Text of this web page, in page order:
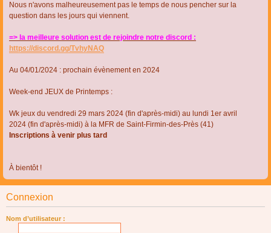
Nous n'avons malheureusement pas le temps de nous pencher sur la
question dans les jours qui viennent.
=> la meilleure solution est de rejoindre notre discord :
https://discord.gg/TvhyNAQ
Au 04/01/2024 : prochain évènement en 2024
Week-end JEUX de Printemps :
Wk jeux du vendredi 29 mars 2024 (fin d'après-midi) au lundi 1er avril
2024 (fin d'après-midi) à la MFR de Saint-Firmin-des-Près (41)
Inscriptions à venir plus tard
À bientôt !
Connexion
Nom d’utilisateur :